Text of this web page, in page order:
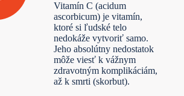
Vitamín C (acidum
ascorbicum) je vitamín,
ktoré si ľudské telo
nedokáže vytvoriť samo.
Jeho absolútny nedostatok
môže viesť k vážnym
zdravotným komplikáciám,
až k smrti (skorbut).